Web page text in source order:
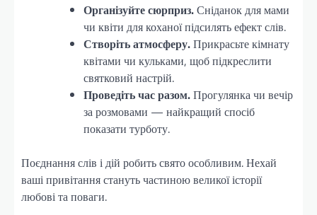
Організуйте сюрприз.Сніданок для мами
чи квіти для коханої підсилять ефект слів.
Створіть атмосферу.Прикрасьте кімнату
квітами чи кульками, щоб підкреслити
святковий настрій.
Проведіть час разом.Прогулянка чи вечір
за розмовами — найкращий спосіб
показати турботу.
Поєднання слів і дій робить свято особливим. Нехай
ваші привітання стануть частиною великої історії
любові та поваги.